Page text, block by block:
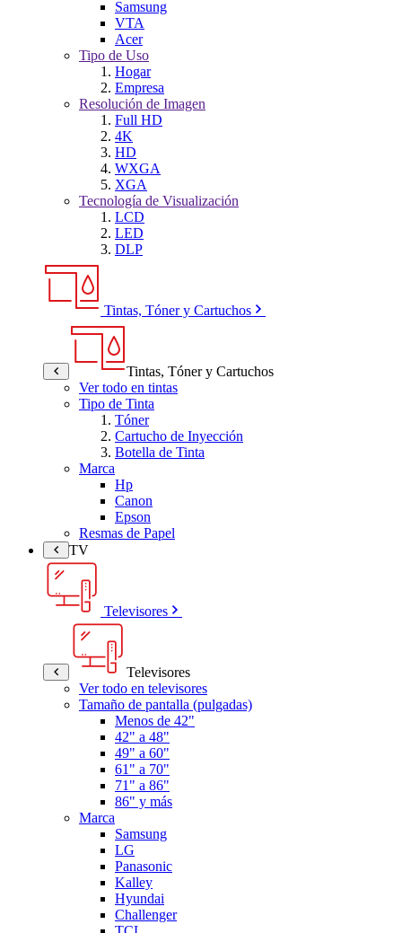
Samsung
VTA
Acer
Tipo de Uso
Hogar
Empresa
Resolución de Imagen
Full HD
4K
HD
WXGA
XGA
Tecnología de Visualización
LCD
LED
DLP
Tintas, Tóner y Cartuchos
Tintas, Tóner y Cartuchos
Ver todo en tintas
Tipo de Tinta
Tóner
Cartucho de Inyección
Botella de Tinta
Marca
Hp
Canon
Epson
Resmas de Papel
TV
Televisores
Televisores
Ver todo en televisores
Tamaño de pantalla (pulgadas)
Menos de 42"
42" a 48"
49" a 60"
61" a 70"
71" a 86"
86" y más
Marca
Samsung
LG
Panasonic
Kalley
Hyundai
Challenger